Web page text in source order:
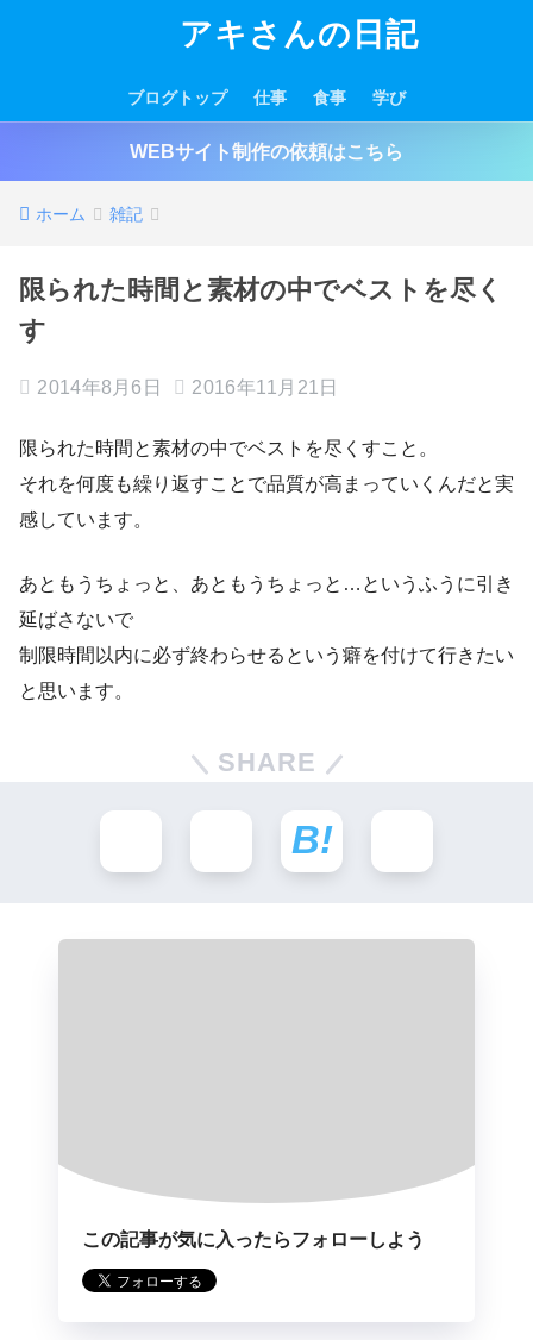
アキさんの日記
ブログトップ 仕事 食事 学び
WEBサイト制作の依頼はこちら
ホーム 雑記
限られた時間と素材の中でベストを尽く
す
2014年8月6日 2016年11月21日
限られた時間と素材の中でベストを尽くすこと。
それを何度も繰り返すことで品質が高まっていくんだと実
感しています。
あともうちょっと、あともうちょっと…というふうに引き
延ばさないで
制限時間以内に必ず終わらせるという癖を付けて行きたい
と思います。
SHARE
この記事が気に入ったらフォローしよう